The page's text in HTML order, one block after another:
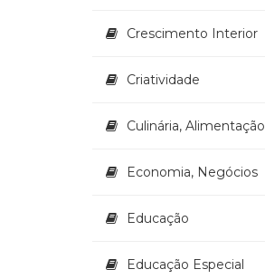
Crescimento Interior
Criatividade
Culinária, Alimentação
Economia, Negócios
Educação
Educação Especial